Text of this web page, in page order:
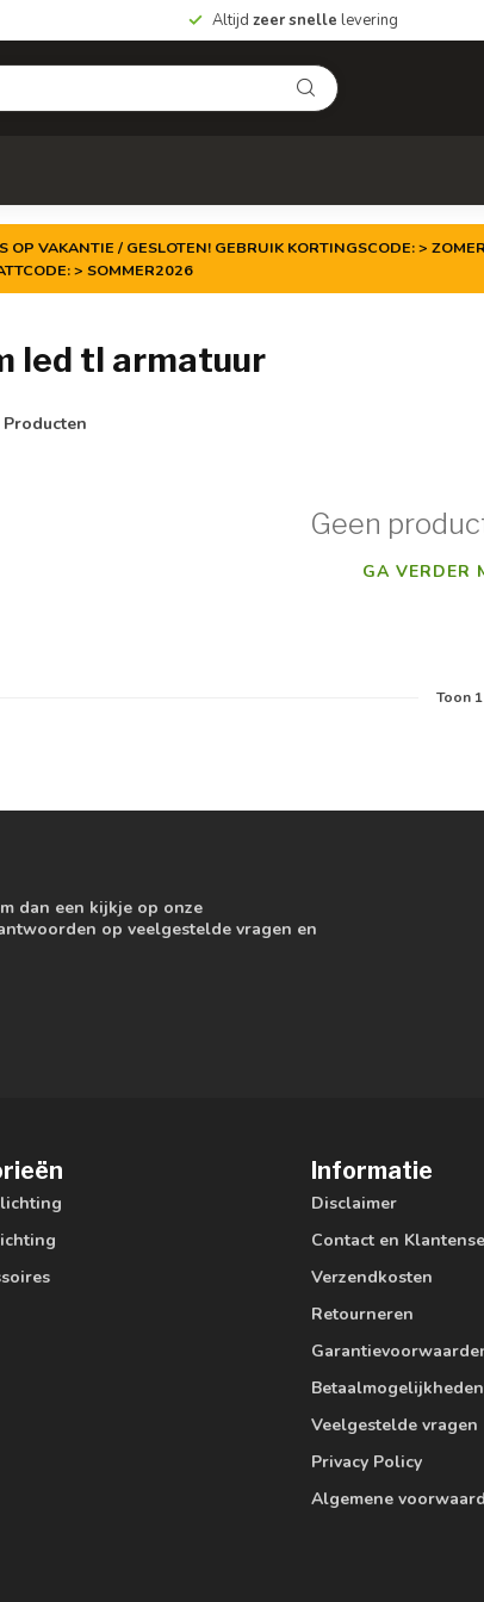
Altijd zeer snelle levering
OP VAKANTIE / GESLOTEN! GEBRUIK KORTINGSCODE: >
> SOMMER2026
led tl armatuur
Producten
Geen
GA VERDER
Toon 1
dan een kijkje op onze
op veelgestelde vragen en
Informatie
Disclaimer
Contact en
Verzendkosten
Retourneren
Betaalmogelijkheden
Veelgestelde vragen
Privacy Policy
Algemene